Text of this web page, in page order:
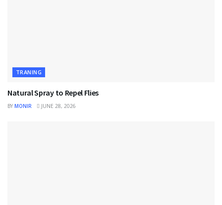
TRANING
Natural Spray to Repel Flies
BY MONIR JUNE 28, 2026